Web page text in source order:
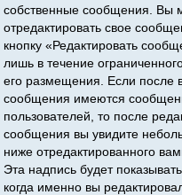
собственные сообщения. Вы
отредактировать свое
кнопку «Редактировать
лишь в течение
его размещения. Если после
сообщения имеются
пользователей, то после
сообщения вы увидите
ниже отредактированного
Эта надпись будет
когда именно вы